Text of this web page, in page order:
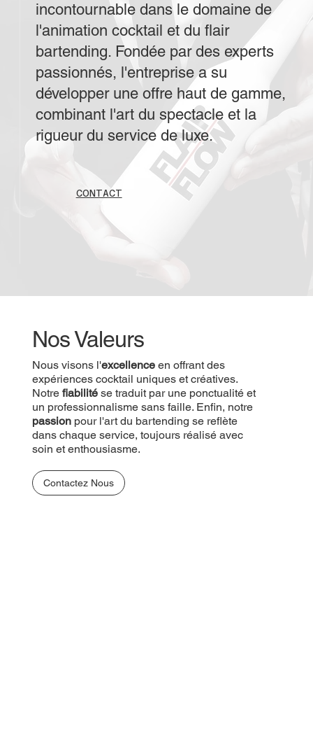
Nos Valeurs
Nous visons l'excellenceen offrant des
expériences cocktail uniques et créatives.
Notre fiabilité se traduit par une ponctualité et
un professionnalisme sans faille. Enfin, notre
passionpour l'art du bartending se reflète
dans chaque service, toujours réalisé avec
soin et enthousiasme.
Contactez Nous
CONTACT
incontournable dans le domaine de
l'animation cocktail et du flair
bartending. Fondée par des experts
passionnés, l'entreprise a su
développer une offre haut de gamme,
combinant l'art du spectacle et la
rigueur du service de luxe.